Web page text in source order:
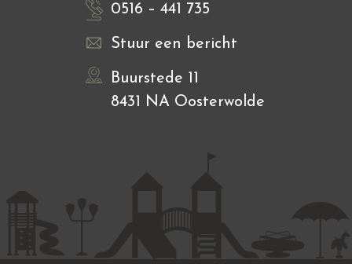
0516 – 441 735
Stuur een bericht
Buurstede 11
8431 NA Oosterwolde